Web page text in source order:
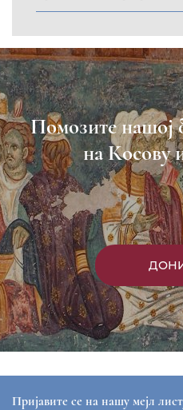
Помозите нашој
на Косову
Пријавите се на нашу мејл